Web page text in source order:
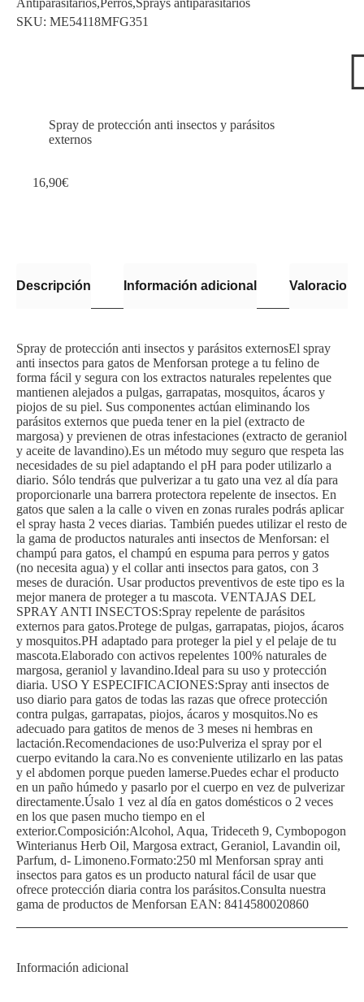
Antiparasitarios,Perros,Sprays antiparasitarios
SKU: ME54118MFG351
Spray de protección anti insectos y parásitos
externos
16,90€
Descripción Información adicional
Spray de protección anti insectos y parásitos externosEl spray
anti insectos para gatos de Menforsan protege a tu felino de
forma fácil y segura con los extractos naturales repelentes que
mantienen alejados a pulgas, garrapatas, mosquitos, ácaros y
piojos de su piel. Sus componentes actúan eliminando los
parásitos externos que pueda tener en la piel (extracto de
margosa) y previenen de otras infestaciones (extracto de geraniol
y aceite de lavandino).Es un método muy seguro que respeta las
necesidades de su piel adaptando el pH para poder utilizarlo a
diario. Sólo tendrás que pulverizar a tu gato una vez al día para
proporcionarle una barrera protectora repelente de insectos. En
gatos que salen a la calle o viven en zonas rurales podrás aplicar
el spray hasta 2 veces diarias. También puedes utilizar el resto de
la gama de productos naturales anti insectos de Menforsan: el
champú para gatos, el champú en espuma para perros y gatos
(no necesita agua) y el collar anti insectos para gatos, con 3
meses de duración. Usar productos preventivos de este tipo es la
mejor manera de proteger a tu mascota. VENTAJAS DEL
SPRAY ANTI INSECTOS:Spray repelente de parásitos
externos para gatos.Protege de pulgas, garrapatas, piojos, ácaros
y mosquitos.PH adaptado para proteger la piel y el pelaje de tu
mascota.Elaborado con activos repelentes 100% naturales de
margosa, geraniol y lavandino.Ideal para su uso y protección
diaria. USO Y ESPECIFICACIONES:Spray anti insectos de
uso diario para gatos de todas las razas que ofrece protección
contra pulgas, garrapatas, piojos, ácaros y mosquitos.No es
adecuado para gatitos de menos de 3 meses ni hembras en
lactación.Recomendaciones de uso:Pulveriza el spray por el
cuerpo evitando la cara.No es conveniente utilizarlo en las patas
y el abdomen porque pueden lamerse.Puedes echar el producto
en un paño húmedo y pasarlo por el cuerpo en vez de pulverizar
directamente.Úsalo 1 vez al día en gatos domésticos o 2 veces
en los que pasen mucho tiempo en el
exterior.Composición:Alcohol, Aqua, Trideceth 9, Cymbopogon
Winterianus Herb Oil, Margosa extract, Geraniol, Lavandin oil,
Parfum, d- Limoneno.Formato:250 ml Menforsan spray anti
insectos para gatos es un producto natural fácil de usar que
ofrece protección diaria contra los parásitos.Consulta nuestra
gama de productos de Menforsan EAN: 8414580020860
Información adicional